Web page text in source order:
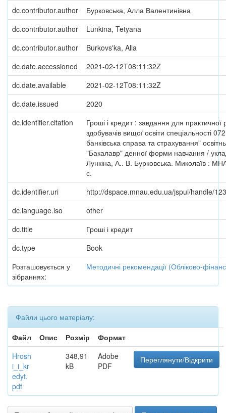
dc.contributor.author
Бурковська, Алла Валентинівна
dc.contributor.author
Lunkina, Tetyana
dc.contributor.author
Burkovs'ka, Alla
dc.date.accessioned
2021-02-12T08:11:32Z
dc.date.available
2021-02-12T08:11:32Z
dc.date.issued
2020
dc.identifier.citation
Гроші і кредит : завдання для практичної
здобувачів вищої освіти спеціальності
банківська справа та страхування"
"Бакалавр" денної форми навчання /
Лункіна, А.. В. Бурковська. Миколаїв :
с.
dc.identifier.uri
http://dspace.mnau.edu.ua/jspui/handle/
dc.language.iso
other
dc.title
Гроші і кредит
dc.type
Book
Розташовується у
зібраннях:
Методичні рекомендації (Обліково-
Файли цього матеріалу:
Файл
Опис Розмір
Формат
Hrosh
i_i_kr
edyt.
pdf
348,91
kB
Adobe
PDF
Переглянути/Відкрити